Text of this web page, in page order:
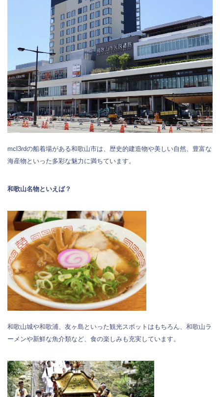
mcl3rdの船着場がある和歌山市は、歴史的建造物や美しい自然、豊富な
海産物といった多彩な魅力に満ちています。
和歌山名物といえば？
和歌山城や和歌浦、友ヶ島といった観光スポットはもちろん、和歌山ラ
ーメンや新鮮な魚介類など、食の楽しみも充実しています。